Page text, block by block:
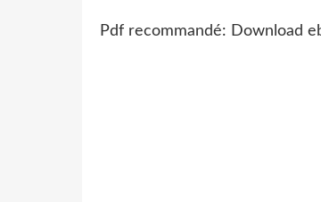
Pdf recommandé: Download